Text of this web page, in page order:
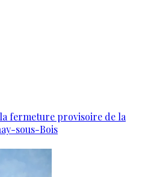
fermeture provisoire de la
sous-Bois